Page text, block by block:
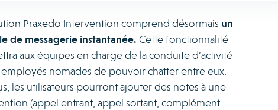
Praxedo Intervention comprend désormais un
de messagerie instantanée. Cette fonctionnalité
aux équipes en charge de la conduite d’activité
employés nomades de pouvoir chatter entre eux.
les utilisateurs pourront ajouter des notes à une
(appel entrant, appel sortant, complément